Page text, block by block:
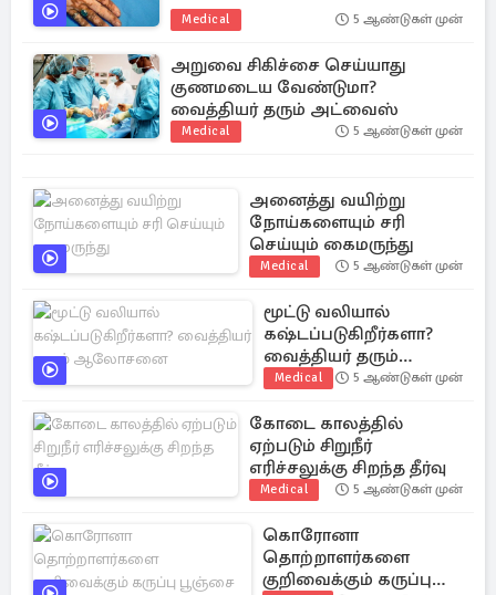
Medical 5 ஆண்டுகள் முன்
அறுவை சிகிச்சை செய்யாது
குணமடைய வேண்டுமா?
வைத்தியர் தரும் அட்வைஸ்
Medical 5 ஆண்டுகள் முன்
அனைத்து வயிற்று
நோய்களையும் சரி
செய்யும் கைமருந்து
Medical 5 ஆண்டுகள் முன்
மூட்டு வலியால்
கஷ்டப்படுகிறீர்களா?
வைத்தியர் தரும்
ஆலோசனை
Medical 5 ஆண்டுகள் முன்
கோடை காலத்தில்
ஏற்படும் சிறுநீர்
எரிச்சலுக்கு சிறந்த தீர்வு
Medical 5 ஆண்டுகள் முன்
கொரோனா
தொற்றாளர்களை
குறிவைக்கும் கருப்பு